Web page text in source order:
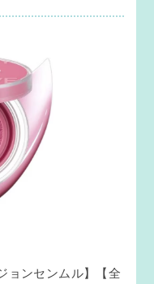
ョンセンムル】【全